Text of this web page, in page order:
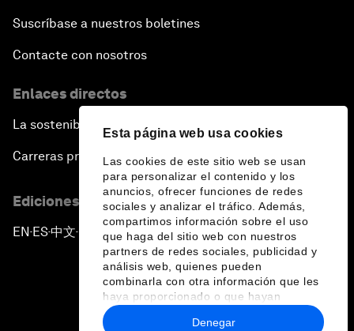
Esta página web usa cookies
Las cookies de este sitio web se usan
para personalizar el contenido y los
anuncios, ofrecer funciones de redes
sociales y analizar el tráfico. Además,
compartimos información sobre el uso
que haga del sitio web con nuestros
partners de redes sociales, publicidad y
análisis web, quienes pueden
combinarla con otra información que les
haya proporcionado o que hayan
recopilado a partir del uso que haya
hecho de sus servicios.
Denegar
Suscríbase a nuestros boletines
Contacte con nosotros
Enlaces directos
La sostenibilidad en el Foro
Carreras profesionales
Ediciones en otros idiomas
EN ▪ES▪中文▪ 日本語